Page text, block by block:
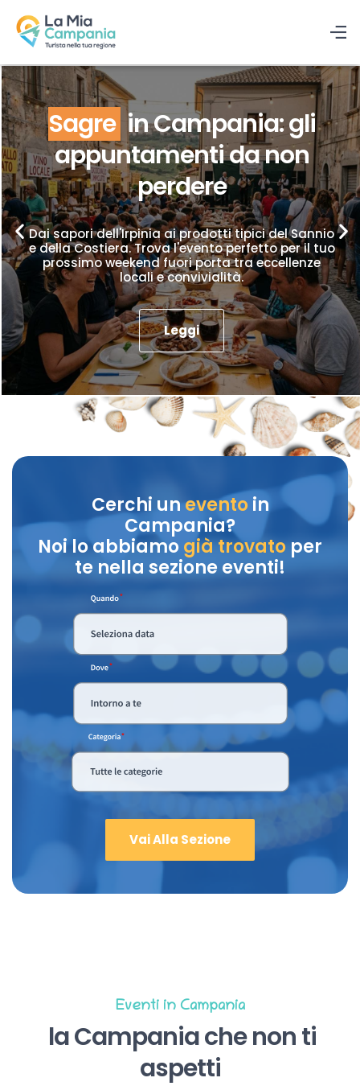
Sagre in Campania: gli
appuntamenti da non
perdere
Dai sapori dell'Irpinia ai prodotti tipici del Sannio
e della Costiera. Trova l'evento perfetto per il tuo
prossimo weekend fuori porta tra eccellenze
locali e convivialità.
Leggi
Cerchi unevento in
Campania?
Noi lo abbiamo già trovatoper
te nella sezione eventi!
Vai Alla Sezione
Eventi in Campania
la Campania che non ti
aspetti